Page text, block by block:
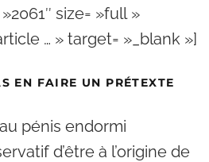
size= »full »
… » target= »_blank »]
EN FAIRE UN PRÉTEXTE
pénis endormi
d’être à l’origine de